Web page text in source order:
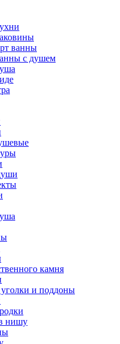
ванны
с душем
камня
и поддоны
нишу